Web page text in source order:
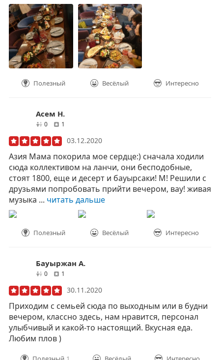
Полезный Весёлый Интересно
Асем Н.
0друзей1
03.12.2020
Азия Мама покорила мое сердце:) сначала ходили
сюда коллективом на ланчи, они бесподобные,
стоят 1800, еще и десерт и бауырсаки! М! Решили с
друзьями попробовать прийти вечером, вау! живая
музыка ... читать дальше
Полезный Весёлый Интересно
Бауыржан А.
0друзей1
30.11.2020
Приходим с семьей сюда по выходным или в будни
вечером, классно здесь, нам нравится, персонал
улыбчивый и какой-то настоящий. Вкусная еда.
Любим плов )